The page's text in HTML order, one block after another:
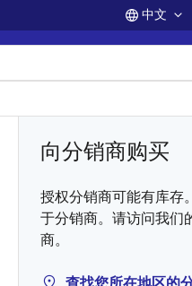
中文
向分销商购买
授权分销商可能有库存
于分销商。请访问我们
商。